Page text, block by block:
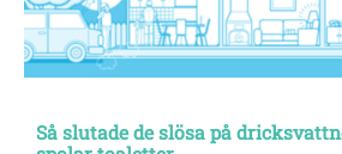
Så slutade de slösa på